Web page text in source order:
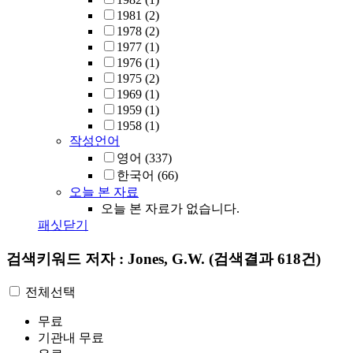
1981 (2)
1978 (2)
1977 (1)
1976 (1)
1975 (2)
1969 (1)
1959 (1)
1958 (1)
작성언어
영어 (337)
한국어 (66)
오늘 본 자료
오늘 본 자료가 없습니다.
패싯닫기
검색키워드 저자 : Jones, G.W. (검색결과 618건)
전체선택
무료
기관내 무료